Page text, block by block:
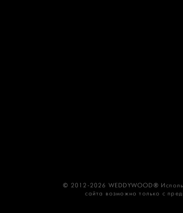
© 2012-2026 WEDDYWOOD®
сайта возможно только с